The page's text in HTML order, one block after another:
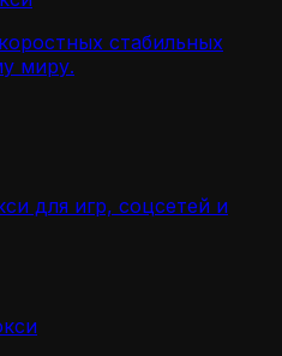
стабильных
миру.
для игр, соцсетей и